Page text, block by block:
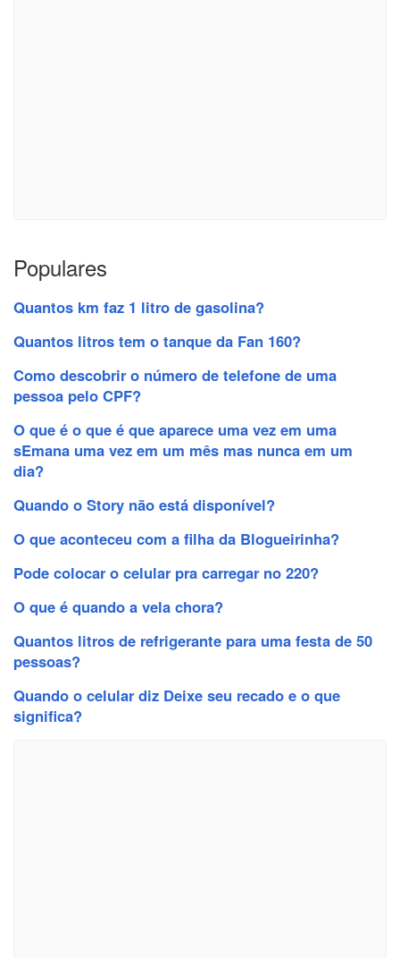
Populares
Quantos km faz 1 litro de gasolina?
Quantos litros tem o tanque da Fan 160?
Como descobrir o número de telefone de uma
pessoa pelo CPF?
O que é o que é que aparece uma vez em uma
sEmana uma vez em um mês mas nunca em um
dia?
Quando o Story não está disponível?
O que aconteceu com a filha da Blogueirinha?
Pode colocar o celular pra carregar no 220?
O que é quando a vela chora?
Quantos litros de refrigerante para uma festa de 50
pessoas?
Quando o celular diz Deixe seu recado e o que
significa?